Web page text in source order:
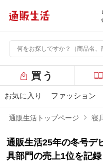
ー
バ
ュ
ー
買う
お気に入り ファッション
通販生活トップページ 寝
通販生活25年の冬号デ
具部門の売上1位を記